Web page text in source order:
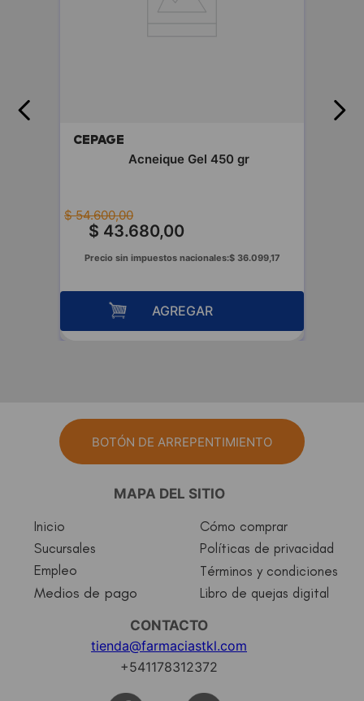
CEPAGE
Acneique Gel 450 gr
$ 54.600,00
$ 43.680,00
Precio sin impuestos nacionales:$ 36.099,17
AGREGAR
BOTÓN DE ARREPENTIMIENTO
MAPA DEL SITIO
Inicio
Sucursales
Empleo
Medios de pago
Cómo comprar
Políticas de privacidad
Términos y condiciones
Libro de quejas digital
CONTACTO
tienda@farmaciastkl.com
+541178312372